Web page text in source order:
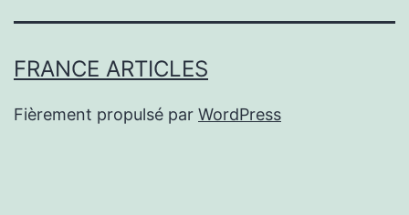
FRANCE ARTICLES
Fièrement propulsé par WordPress